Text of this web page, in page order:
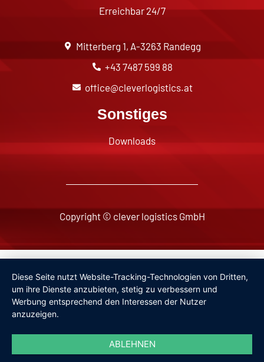
Erreichbar 24/7
Mitterberg 1, A-3263 Randegg
+43 7487 599 88
office@cleverlogistics.at
Sonstiges
Downloads
Copyright © clever logistics GmbH
Impressum
Datenschutzerklärung
Diese Seite nutzt Website-Tracking-Technologien von Dritten,
um ihre Dienste anzubieten, stetig zu verbessern und
Werbung entsprechend den Interessen der Nutzer
anzuzeigen.
ABLEHNEN